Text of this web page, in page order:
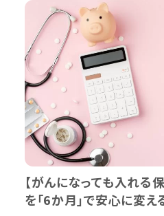
【がんになっても入れる
を「6か月」で安心に変